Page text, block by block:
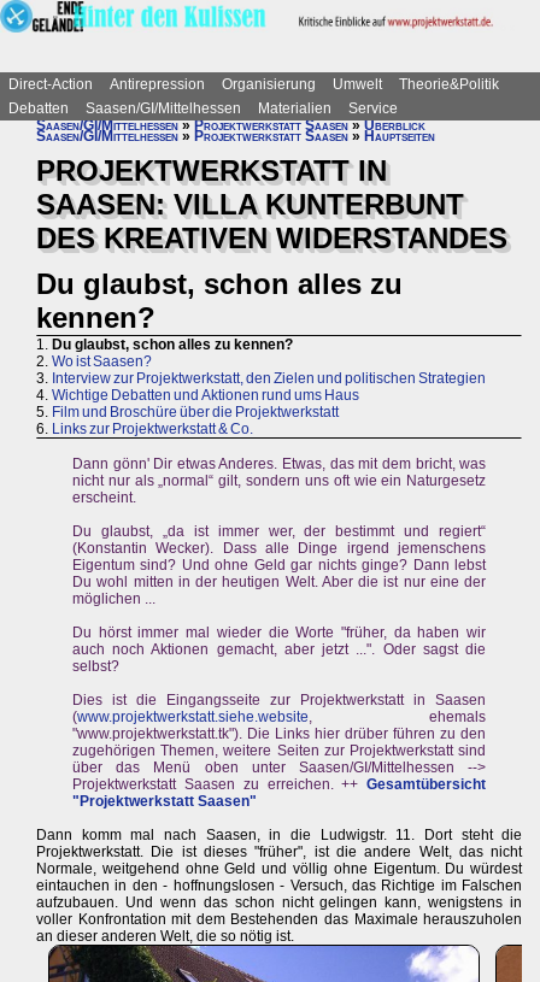
Direct-Action Antirepression Organisierung Umwelt
Theorie&Politik
Debatten
Saasen/GI/Mittelhessen Materialien
Service
Saasen/GI/Mittelhessen»Projektwerkstatt Saasen»Überblick
Saasen/GI/Mittelhessen » Projektwerkstatt Saasen » Hauptseiten
PROJEKTWERKSTATT IN
SAASEN: VILLA KUNTERBUNT
DES KREATIVEN WIDERSTANDES
Du glaubst, schon alles zu
kennen?
1. Du glaubst, schon alles zu kennen?
2. Wo ist Saasen?
3. Interview zur Projektwerkstatt, den Zielen und politischen Strategien
4. Wichtige Debatten und Aktionen rund ums Haus
5. Film und Broschüre über die Projektwerkstatt
6. Links zur Projektwerkstatt & Co.
Dann gönn' Dir etwas Anderes. Etwas, das mit dem bricht, was
nicht nur als „normal“ gilt, sondern uns oft wie ein Naturgesetz
erscheint.
Du glaubst, „da ist immer wer, der bestimmt und regiert“
(Konstantin Wecker). Dass alle Dinge irgend jemenschens
Eigentum sind? Und ohne Geld gar nichts ginge? Dann lebst
Du wohl mitten in der heutigen Welt. Aber die ist nur eine der
möglichen ...
Du hörst immer mal wieder die Worte "früher, da haben wir
auch noch Aktionen gemacht, aber jetzt ...". Oder sagst die
selbst?
Dies ist die Eingangsseite zur Projektwerkstatt in Saasen
(www.projektwerkstatt.siehe.website, ehemals
"www.projektwerkstatt.tk"). Die Links hier drüber führen zu den
zugehörigen Themen, weitere Seiten zur Projektwerkstatt sind
über das Menü oben unter Saasen/GI/Mittelhessen -->
Projektwerkstatt Saasen zu erreichen. ++Gesamtübersicht
"Projektwerkstatt Saasen"
Dann komm mal nach Saasen, in die Ludwigstr. 11. Dort steht die
Projektwerkstatt. Die ist dieses "früher", ist die andere Welt, das nicht
Normale, weitgehend ohne Geld und völlig ohne Eigentum. Du würdest
eintauchen in den - hoffnungslosen - Versuch, das Richtige im Falschen
aufzubauen. Und wenn das schon nicht gelingen kann, wenigstens in
voller Konfrontation mit dem Bestehenden das Maximale herauszuholen
an dieser anderen Welt, die so nötig ist.